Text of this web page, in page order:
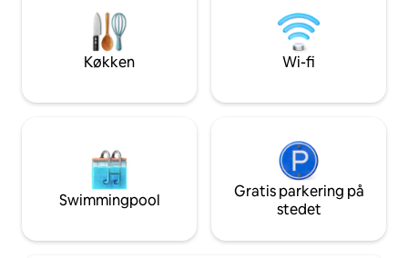
musikstudie. Perfekt til familier, par og
grupper, der søger privatliv, afslapning
og et eksklusivt ophold i Taormina.
køleskab, en stue
badeværelser
med badekar,
Køkken Wi-fi
Swimmingpool
Gratis parkering på
stedet